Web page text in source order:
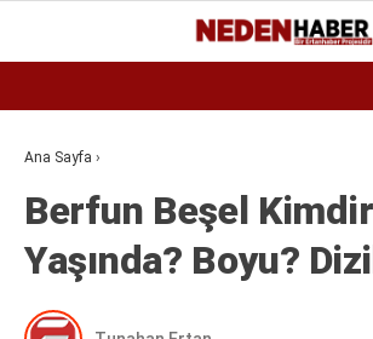
25.5
EKONOMI
BIYOGRAFI
Ana Sayfa ›
Berfun Beşel
Yaşında? Boyu?